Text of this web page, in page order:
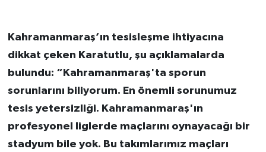
Kahramanmaraş’ın tesisleşme ihtiyacına
dikkat çeken Karatutlu, şu açıklamalarda
bulundu: “Kahramanmaraş'ta sporun
sorunlarını biliyorum. En önemli sorunumuz
tesis yetersizliği. Kahramanmaraş'ın
profesyonel liglerde maçlarını oynayacağı bir
stadyum bile yok. Bu takımlarımız maçları